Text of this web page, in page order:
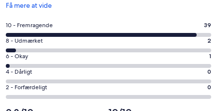
Få mere at vide
Åbner
et
nyt
vindue
Bedømmelse
på
10
−
Fremragende.
39
af
i
alt
10 - Fremragende 39
Bedømmelse
på
8
−
Udmærket.
2
8 - Udmærket 2
Bedømmelse
på
6
−
Okay.
1
6 - Okay 1
Bedømmelse
på
4
4 - Dårligt 0
Bedømmelse
på
2
2 - Forfærdeligt 0